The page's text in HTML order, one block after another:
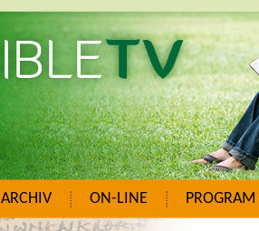
ARCHIV ON-LINE PROGRAM